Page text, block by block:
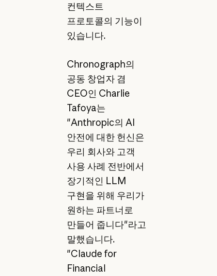
컨텍스트
프로토콜의 기능이
있습니다.
Chronograph의
공동 창업자 겸
CEO인 Charlie
Tafoya는
"Anthropic의 AI
안전에 대한 헌신은
우리 회사와 고객
사용 사례 전반에서
장기적인 LLM
구현을 위해 우리가
원하는 파트너로
만들어 줍니다"라고
말했습니다.
"Claude for
Financial